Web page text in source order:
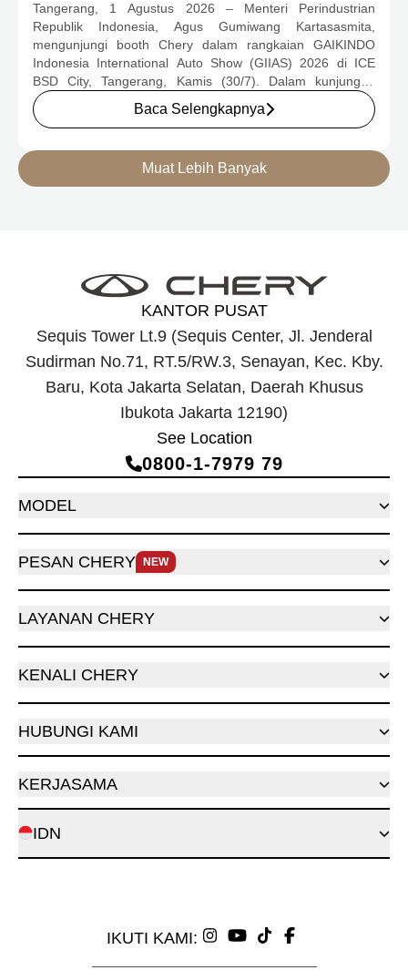
CSH YANG JADI SOROTAN DI GIIAS
2026
Tangerang, 1 Agustus 2026 – Menteri Perindustrian
Republik Indonesia, Agus Gumiwang Kartasasmita,
mengunjungi booth Chery dalam rangkaian GAIKINDO
Indonesia International Auto Show (GIIAS) 2026 di ICE
BSD City, Tangerang, Kamis (30/7). Dalam kunjungan
tersebut, Menteri Perindustrian meninjau dua produk
elektrifikasi terbaru Chery, yakni Chery Q, compact EV
berteknologi Range-Extended Electric Vehicle (REEV) yang
dirancang untuk mendukung perjalanan jarak jauh.
Baca Selengkapnya
Muat Lebih Banyak
KANTOR PUSAT
Sequis Tower Lt.9 (Sequis Center, Jl. Jenderal
Sudirman No.71, RT.5/RW.3, Senayan, Kec. Kby.
Baru, Kota Jakarta Selatan, Daerah Khusus
Ibukota Jakarta 12190)
See Location
0800‑1‑7979 79
MODEL
PESAN CHERY NEW
LAYANAN CHERY
KENALI CHERY
HUBUNGI KAMI
KERJASAMA
IDN
IKUTI KAMI: